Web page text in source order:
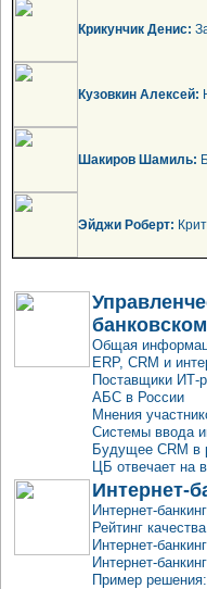
Крикунчик Денис:
Кузовкин Алексей:
Шакиров Шамиль:
Эйджи Роберт:
Общая
ERP, CRM и
Поставщики ИТ-
АБС в России
Мнения
Системы ввода
Будущее CRM в
ЦБ отвечает на
Интернет-
Интернет-
Рейтинг
Интернет-
Интернет-
Пример